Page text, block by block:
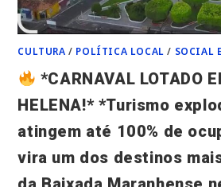
CULTURA / POLÍTICA LOCAL / SOCIAL
*CARNAVAL LOTADO
HELENA!* *Turismo
atingem até 100% de
vira um dos destinos